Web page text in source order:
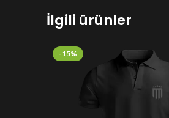
İlgili ürünler
-15%